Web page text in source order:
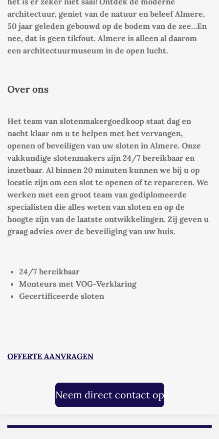
A
p
p
architectuur, geniet van de natuur en beleef Almere,
50 jaar geleden gebouwd op de bodem van de zee…En
nee, dat is geen tikfout. Almere is alleen al daarom
een architectuurmuseum in de open lucht.
Over ons
Het team van slotenmakergoedkoop staat dag en
nacht klaar om u te helpen met het vervangen,
openen of beveiligen van uw sloten in Almere. Onze
vakkundige slotenmakers zijn 24/7 bereikbaar en
inzetbaar. Al binnen 20 minuten kunnen we bij u op
locatie zijn om een slot te openen of te repareren. We
werken met een groot team van gediplomeerde
specialisten die alles weten van sloten en op de
hoogte zijn van de laatste ontwikkelingen. Zij geven u
graag advies over de beveiliging van uw huis.
24/7 bereikbaar
Monteurs met VOG-Verklaring
Gecertificeerde sloten
OFFERTE AANVRAGEN
Neem direct contact op